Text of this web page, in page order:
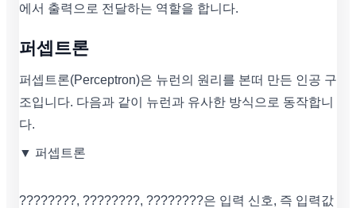
에서 출력으로 전달하는 역할을 합니다.
퍼셉트론
퍼셉트론(Perceptron)은 뉴런의 원리를 본떠 만든 인공 구
조입니다. 다음과 같이 뉴런과 유사한 방식으로 동작합니
다.
▼ 퍼셉트론
????????, ????????, ????????은 입력 신호, 즉 입력값